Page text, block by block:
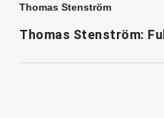
Thomas Stenström
Thomas Stenström: